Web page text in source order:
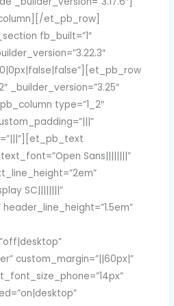
et_pb_row]
fb_built=”1″
_builder_version=”3.25″
type=”1_2″
text_font=”Open Sans||||||||”
SC||||||||”
custom_margin=”||60px|”